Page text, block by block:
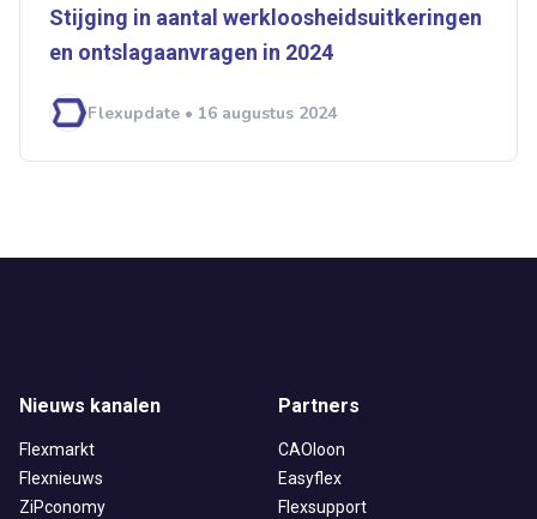
Stijging in aantal werkloosheidsuitkeringen
en ontslagaanvragen in 2024
Flexupdate • 16 augustus 2024
Nieuws kanalen
Flexmarkt
Flexnieuws
ZiPconomy
Partners
CAOloon
Easyflex
Flexsupport